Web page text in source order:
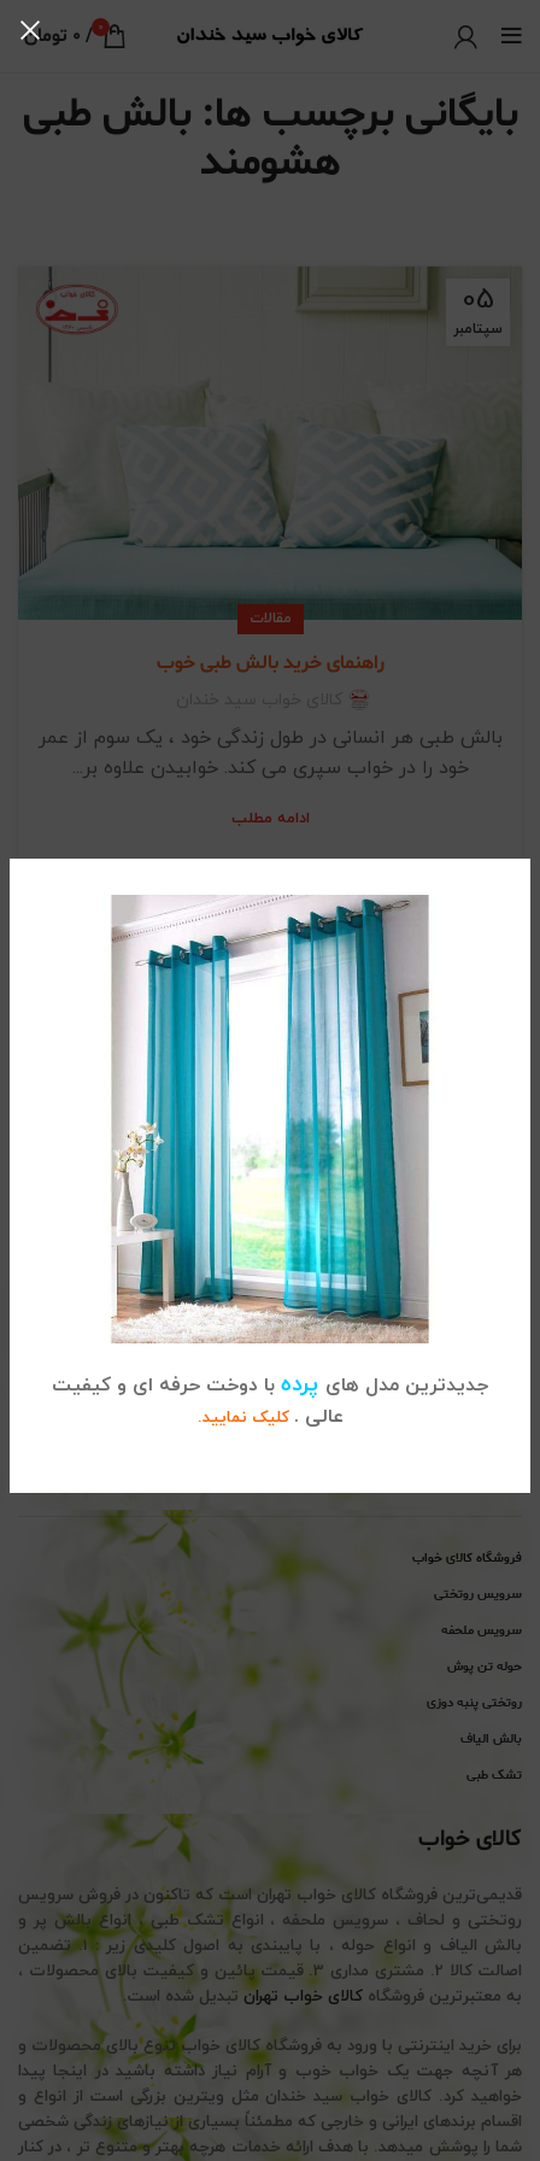
جدیدترین مدل های پرده با دوخت حرفه ای و کیفیت
عالی . کلیک نمایید.
0
/
0 تومان
بایگانی برچسب ها: بالش طبی
هشومند
05
سپتامبر
مقالات
راهنمای خرید بالش طبی خوب
بالش طبی هر انسانی در طول زندگی خود ، یک سوم از عمر
خود را در خواب سپری می کند. خوابیدن علاوه بر...
ادامه مطلب
تماس با کالای خواب
خواجه عبداله انصاری ، پلاک 915
02122864681
فروشگاه کالای خواب
سرویس روتختی
سرویس ملحفه
حوله تن پوش
روتختی پنبه دوزی
بالش الیاف
تشک طبی
کالای خواب
قدیمی‌ترین فروشگاه کالای خواب تهران است که تاکنون در فروش سرویس
روتختی و لحاف ، سرویس ملحفه ، انواع تشک طبی ، انواع بالش پر و
بالش الیاف و انواع حوله ، با پایبندی به اصول کلیدی زیر : 1. تضمین
اصالت کالا 2. مشتری مداری 3. قیمت پائین و کیفیت بالای محصولات ،
به معتبرترین فروشگاه کالای خواب تهران تبدیل شده است.
برای خرید اینترنتی با ورود به فروشگاه کالای خواب تنوع بالای محصولات و
هر آنچه جهت یک خواب خوب و آرام نیاز داشته باشید در اینجا پیدا
خواهید کرد. کالای خواب سید خندان مثل ویترین بزرگی است از انواع و
اقسام برندهای ایرانی و خارجی که مطمئناً بسیاری از نیازهای زندگی شخصی
شما را پوشش میدهد. با هدف ارائه خدمات هرچه بهتر و متنوع تر ، در کنار